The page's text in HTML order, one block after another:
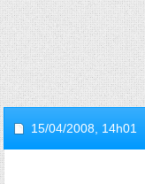
15/04/2008, 14h01